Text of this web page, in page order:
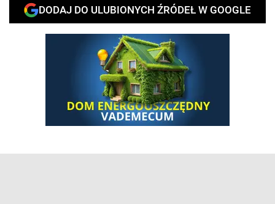
DODAJ DO ULUBIONYCH ŹRÓDEŁ W GOOGLE